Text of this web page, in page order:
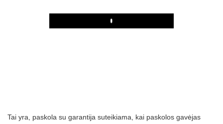
Play
Tai yra, paskola su garantija suteikiama, kai paskolos gavėjas